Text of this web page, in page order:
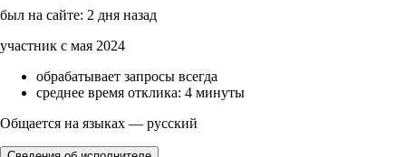
был на сайте: 2 дня назад
участник с мая 2024
обрабатывает запросы всегда
среднее время отклика: 4 минуты
Общается на языках — русский